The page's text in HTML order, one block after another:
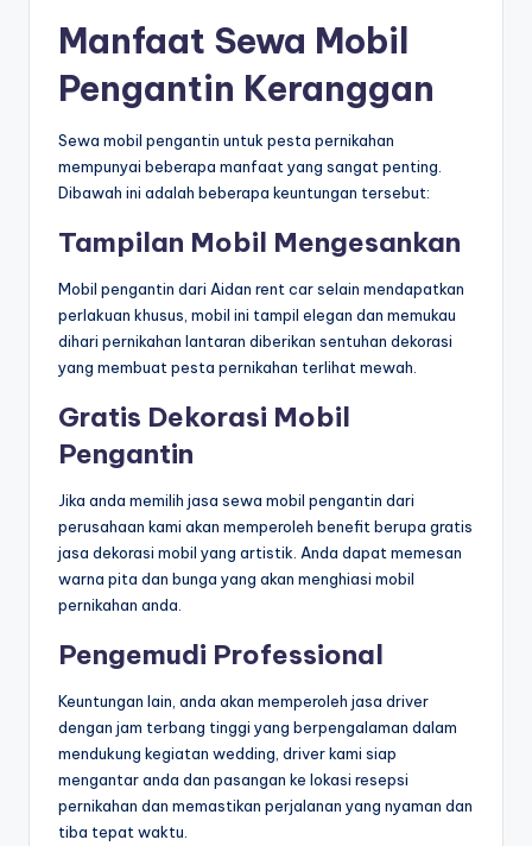
Manfaat Sewa Mobil
Pengantin Keranggan
Sewa mobil pengantin untuk pesta pernikahan
mempunyai beberapa manfaat yang sangat penting.
Dibawah ini adalah beberapa keuntungan tersebut:
Tampilan Mobil Mengesankan
Mobil pengantin dari Aidan rent car selain mendapatkan
perlakuan khusus, mobil ini tampil elegan dan memukau
dihari pernikahan lantaran diberikan sentuhan dekorasi
yang membuat pesta pernikahan terlihat mewah.
Gratis Dekorasi Mobil
Pengantin
Jika anda memilih jasa sewa mobil pengantin dari
perusahaan kami akan memperoleh benefit berupa gratis
jasa dekorasi mobil yang artistik. Anda dapat memesan
warna pita dan bunga yang akan menghiasi mobil
pernikahan anda.
Pengemudi Professional
Keuntungan lain, anda akan memperoleh jasa driver
dengan jam terbang tinggi yang berpengalaman dalam
mendukung kegiatan wedding, driver kami siap
mengantar anda dan pasangan ke lokasi resepsi
pernikahan dan memastikan perjalanan yang nyaman dan
tiba tepat waktu.